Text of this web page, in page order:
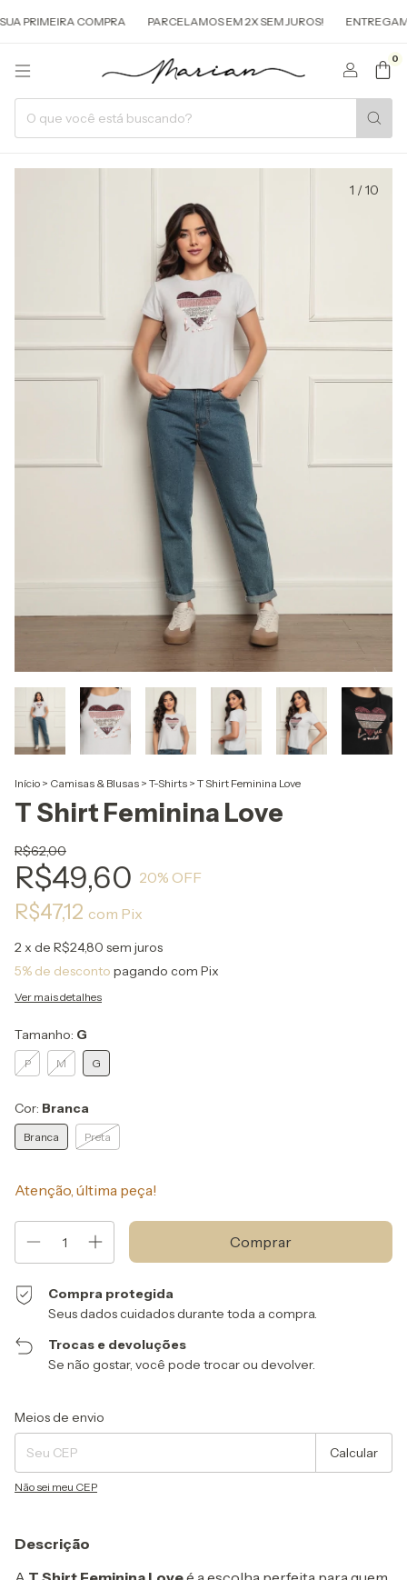
PRIMEIRA COMPRA PARCELAMOS EM 2X SEM JUROS!
0
1 /10
Início > Camisas & Blusas > T-Shirts > T Shirt Feminina Love
T Shirt Feminina Love
R$62,00
R$49,60 20% OFF
R$47,12 com Pix
2x de R$24,80 sem juros
5% de desconto pagando com Pix
Ver mais detalhes
Tamanho: G
P M G
Cor: Branca
Branca Preta
Atenção, última peça!
Compra protegida
Seus dados cuidados durante toda a compra.
Trocas e devoluções
Se não gostar, você pode trocar ou devolver.
Entregas para o CEP:
Meios de envio
Calcular
Não sei meu CEP
Descrição